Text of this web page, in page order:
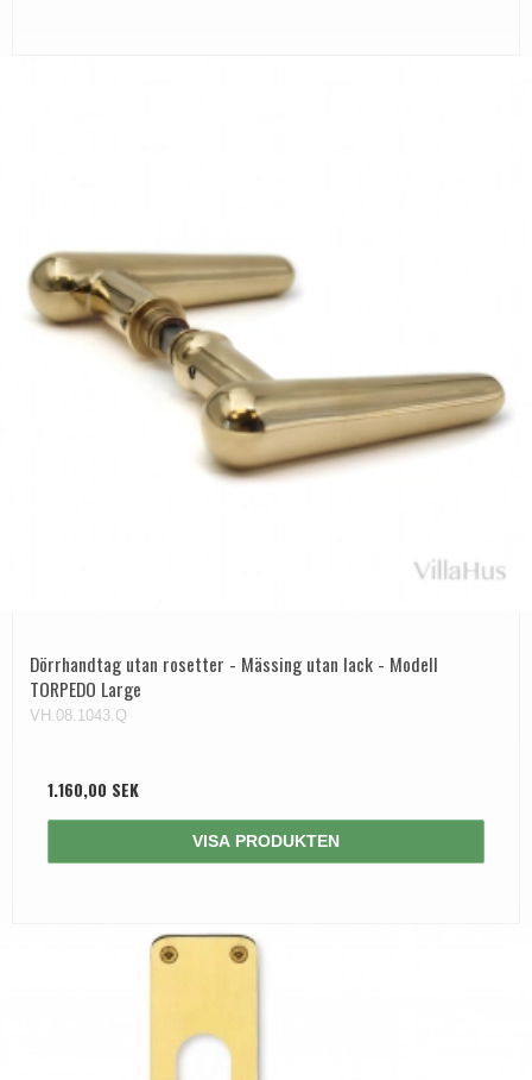
Dörrhandtag utan rosetter - Mässing utan lack - Modell
TORPEDO Large
VH.08.1043.Q
1.160,00 SEK
VISA PRODUKTEN